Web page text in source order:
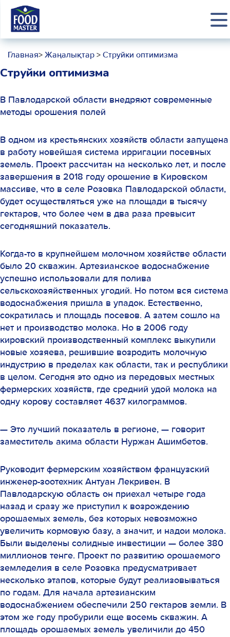
Главная> Жаңалықтар > Струйки оптимизма
Струйки оптимизма
В Павлодарской области внедряют современные
методы орошения полей
В одном из крестьянских хозяйств области запущена
в работу новейшая система ирригации посевных
земель. Проект рассчитан на несколько лет, и после
завершения в 2018 году орошение в Кировском
массиве, что в селе Розовка Павлодарской области,
будет осуществляться уже на площади в тысячу
гектаров, что более чем в два раза превысит
сегодняшний показатель.
Когда-то в крупнейшем молочном хозяйстве области
было 20 скважин. Артезианское водоснабжение
успешно использовали для полива
сельскохозяйственных угодий. Но потом вся система
водоснабжения пришла в упадок. Естественно,
сократилась и площадь посевов. А затем сошло на
нет и производство молока. Но в 2006 году
кировский производственный комплекс выкупили
новые хозяева, решившие возродить молочную
индустрию в пределах как области, так и республики
в целом. Сегодня это одно из передовых местных
фермерских хозяйств, где средний удой молока на
одну корову составляет 4637 килограммов.
— Это лучший показатель в регионе, — говорит
заместитель акима области Нуржан Ашимбетов.
Руководит фермерским хозяйством французский
инженер-зоотехник Антуан Лекривен. В
Павлодарскую область он приехал четыре года
назад и сразу же приступил к возрождению
орошаемых земель, без которых невозможно
увеличить кормовую базу, а значит, и надои молока.
Были выделены солидные инвестиции — более 380
миллионов тенге. Проект по развитию орошаемого
земледелия в селе Розовка предусматривает
несколько этапов, которые будут реализовываться
по годам. Для начала артезианским
водоснабжением обеспечили 250 гектаров земли. В
этом же году пробурили еще восемь скважин. А
площадь орошаемых земель увеличили до 450